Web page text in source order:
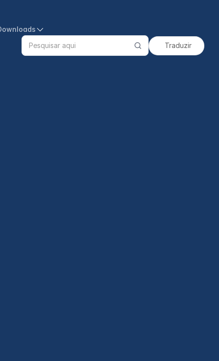
Search
products
Traduzir